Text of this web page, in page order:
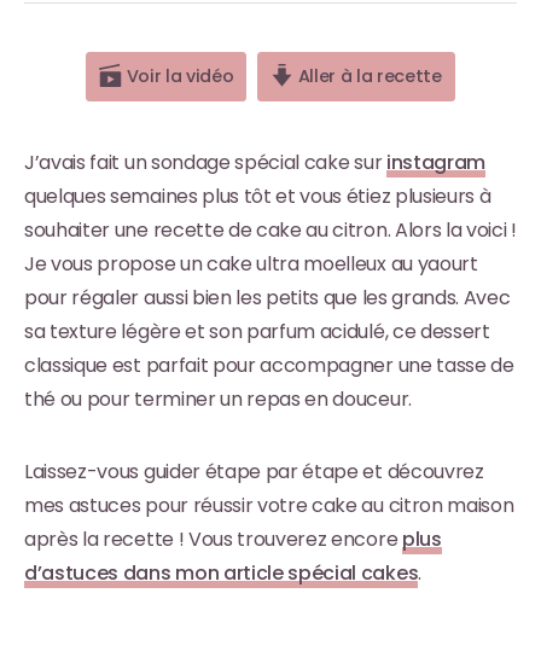
Voir la vidéo Aller à la recette
J’avais fait un sondage spécial cake surinstagram
quelques semaines plus tôt et vous étiez plusieurs à
souhaiter une recette de cake au citron. Alors la voici !
Je vous propose un cake ultra moelleux au yaourt
pour régaler aussi bien les petits que les grands. Avec
sa texture légère et son parfum acidulé, ce dessert
classique est parfait pour accompagner une tasse de
thé ou pour terminer un repas en douceur.
Laissez-vous guider étape par étape et découvrez
mes astuces pour réussir votre cake au citron maison
après la recette ! Vous trouverez encore plus
d’astuces dans mon article spécial cakes.